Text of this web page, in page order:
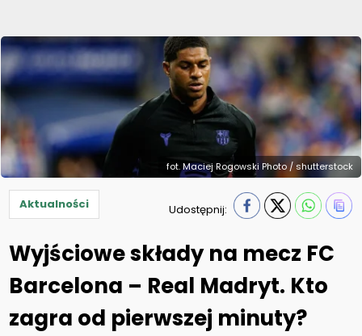
fot. Maciej Rogowski Photo / shutterstock
Aktualności Udostępnij:
Wyjściowe składy na mecz FC
Barcelona – Real Madryt. Kto
zagra od pierwszej minuty?